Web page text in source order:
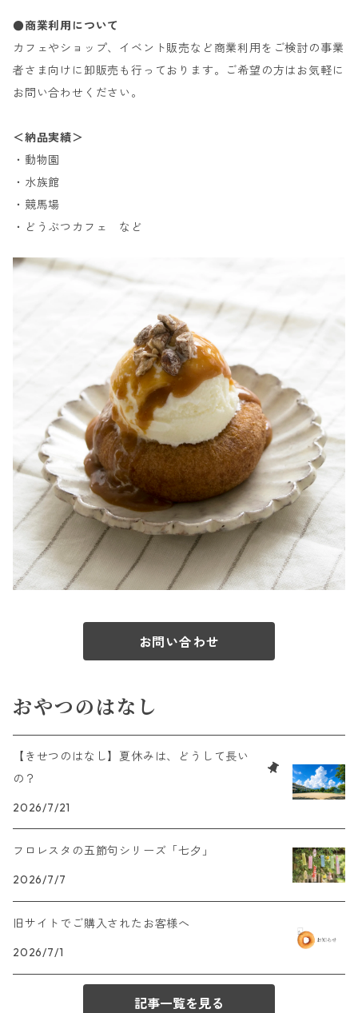
●商業利用について
カフェやショップ、イベント販売など商業利用をご検討の事業
者さま向けに卸販売も行っております。ご希望の方はお気軽に
お問い合わせください。
＜納品実績＞
・動物園
・水族館
・競馬場
・どうぶつカフェ など
お問い合わせ
おやつのはなし
【きせつのはなし】夏休みは、どうして長い
の？
2026/7/21
フロレスタの五節句シリーズ「七夕」
2026/7/7
旧サイトでご購入されたお客様へ
2026/7/1
記事一覧を見る